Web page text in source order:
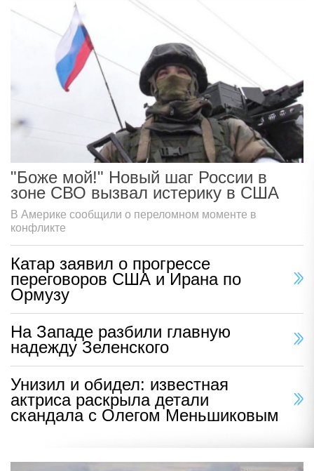
"Боже мой!" Новый шаг России в
зоне СВО вызвал истерику в США
В Америке сообщили о переломном моменте в
конфликте
Катар заявил о прогрессе
переговоров США и Ирана по
Ормузу
На Западе разбили главную
надежду Зеленского
Унизил и обидел: известная
актриса раскрыла детали
скандала с Олегом Меньшиковым